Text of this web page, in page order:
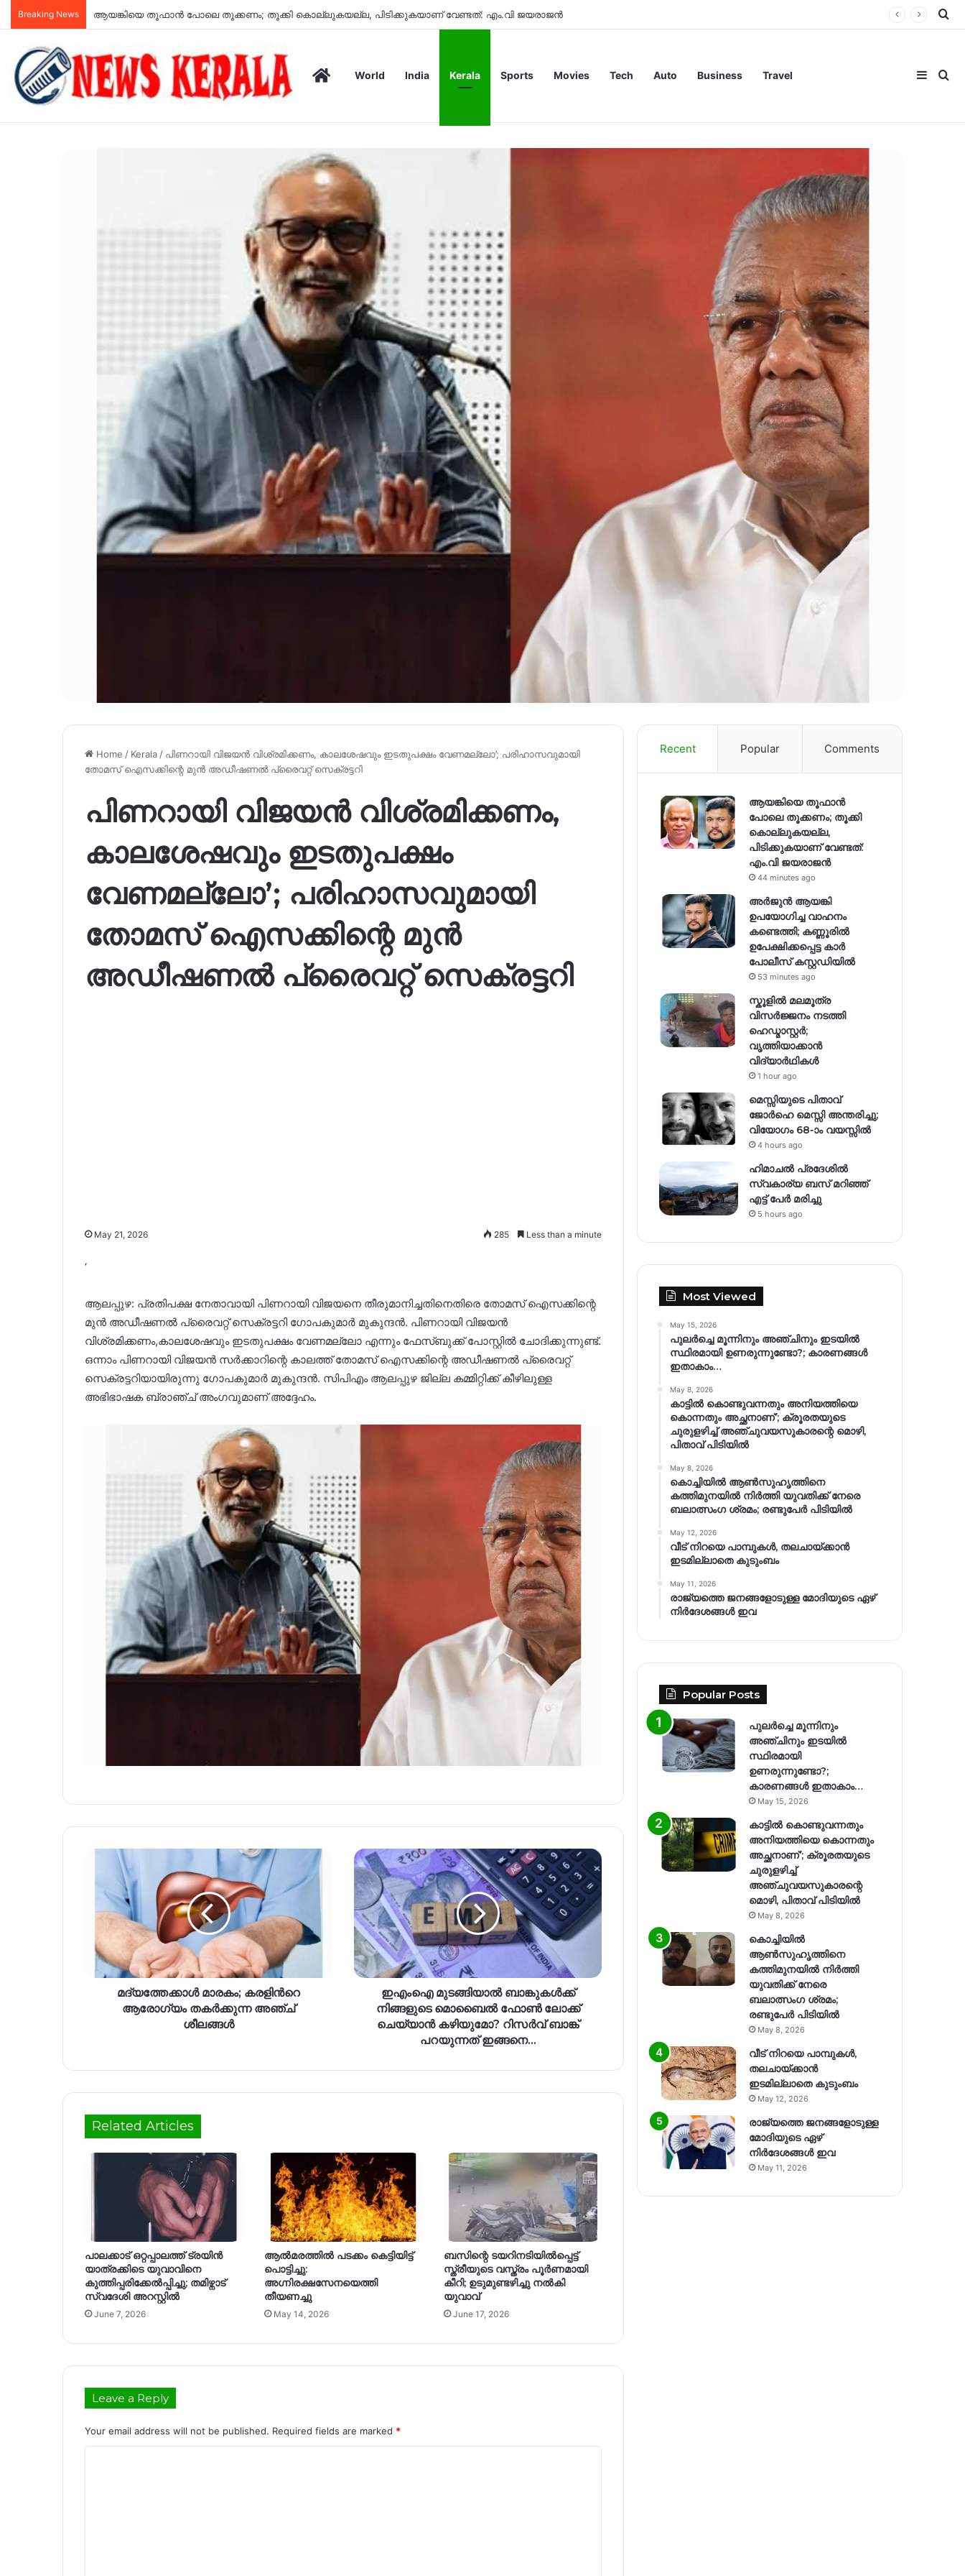
Breaking News അർജുൻ ആയങ്കി ഉപയോഗിച്ച വാഹനം കണ്ടെത്തി; കണ്ണൂരിൽ ഉപേക്ഷിക്കപ്പെട്ട കാർ പോലീസ് കസ്റ്റഡിയിൽ
HomeWorld India Kerala Sports Movies Tech Auto Business Travel
Home / Kerala / പിണറായി വിജയൻ വിശ്രമിക്കണം, കാലശേഷവും ഇടതുപക്ഷം വേണമല്ലോ’; പരിഹാസവുമായി
തോമസ് ഐസക്കിന്റെ മുൻ അഡീഷണൽ പ്രൈവറ്റ് സെക്രട്ടറി
പിണറായി വിജയൻ വിശ്രമിക്കണം,
കാലശേഷവും ഇടതുപക്ഷം
വേണമല്ലോ’; പരിഹാസവുമായി
തോമസ് ഐസക്കിന്റെ മുൻ
അഡീഷണൽ പ്രൈവറ്റ് സെക്രട്ടറി
May 21, 2026 285 Less than a minute
‘
ആലപ്പുഴ: പ്രതിപക്ഷ നേതാവായി പിണറായി വിജയനെ തീരുമാനിച്ചതിനെതിരെ തോമസ് ഐസക്കിന്റെ
മുൻ അഡീഷണൽ പ്രൈവറ്റ് സെക്രട്ടറി ഗോപകുമാർ മുകുന്ദൻ. പിണറായി വിജയൻ
വിശ്രമിക്കണം,കാലശേഷവും ഇടതുപക്ഷം വേണമല്ലോ എന്നും ഫേസ്ബുക്ക് പോസ്റ്റിൽ ചോദിക്കുന്നുണ്ട്.
ഒന്നാം പിണറായി വിജയൻ സർക്കാറിന്റെ കാലത്ത് തോമസ് ഐസക്കിന്റെ അഡീഷണൽ പ്രൈവറ്റ്
സെക്രട്ടറിയായിരുന്നു ഗോപകുമാർ മുകുന്ദൻ. സിപിഎം ആലപ്പുഴ ജില്ല കമ്മിറ്റിക്ക് കീഴിലുള്ള
അഭിഭാഷക ബ്രാഞ്ച് അംഗവുമാണ് അദ്ദേഹം.
മദ്യത്തേക്കാൾ മാരകം; കരളിന്‍റെ
ആരോഗ്യം തകർക്കുന്ന അഞ്ച്
ശീലങ്ങള്‍
ഇഎംഐ മുടങ്ങിയാൽ ബാങ്കുകൾക്ക്
നിങ്ങളുടെ മൊബൈൽ ഫോൺ ലോക്ക്
ചെയ്യാൻ കഴിയുമോ? റിസര്‍വ് ബാങ്ക്
പറയുന്നത് ഇങ്ങനെ…
Related Articles
പാലക്കാട്‌ ഒറ്റപ്പാലത്ത് ട്രയിൻ
യാത്രക്കിടെ യുവാവിനെ
കുത്തിപ്പരിക്കേൽപ്പിച്ചു; തമിഴ്നാട്
സ്വദേശി അറസ്റ്റിൽ
June 7, 2026
ആൽമരത്തിൽ പടക്കം കെട്ടിയിട്ട്
പൊട്ടിച്ചു:
അഗ്നിരക്ഷസേനയെത്തി
തീയണച്ചു
May 14, 2026
ബസിന്റെ ടയറിനടിയിൽപ്പെട്ട്
സ്ത്രീയുടെ വസ്ത്രം പൂർണമായി
കീറി; ഉടുമുണ്ടഴിച്ചു നൽകി
യുവാവ്
June 17, 2026
Leave a Reply
Your email address will not be published. Required fields are marked *
Recent Popular Comments
ആയങ്കിയെ തൂഫാൻ
പോലെ തൂക്കണം; തൂക്കി
കൊല്ലുകയല്ല,
പിടിക്കുകയാണ് വേണ്ടത്:
എം.വി ജയരാജൻ
44 minutes ago
അർജുൻ ആയങ്കി
ഉപയോഗിച്ച വാഹനം
കണ്ടെത്തി; കണ്ണൂരിൽ
ഉപേക്ഷിക്കപ്പെട്ട കാർ
പോലീസ് കസ്റ്റഡിയിൽ
53 minutes ago
സ്കൂളിൽ മലമൂത്ര
വിസർജ്ജനം നടത്തി
ഹെഡ്മാസ്റ്റർ;
വൃത്തിയാക്കാൻ
വിദ്യാർഥികൾ
1 hour ago
മെസ്സിയുടെ പിതാവ്
ജോർഹെ മെസ്സി അന്തരിച്ചു;
വിയോഗം 68-ാം വയസ്സിൽ
4 hours ago
ഹിമാചല്‍ പ്രദേശില്‍
സ്വകാര്യ ബസ് മറിഞ്ഞ്
എട്ട് പേര്‍ മരിച്ചു
5 hours ago
Most Viewed
May 15, 2026
പുലർച്ചെ മൂന്നിനും അഞ്ചിനും ഇടയിൽ
സ്ഥിരമായി ഉണരുന്നുണ്ടോ?; കാരണങ്ങള്‍
ഇതാകാം…
May 8, 2026
കാട്ടിൽ കൊണ്ടുവന്നതും അനിയത്തിയെ
കൊന്നതും അച്ഛനാണ്’; ക്രൂരതയുടെ
ചുരുളഴിച്ച് അഞ്ചുവയസുകാരന്റെ മൊഴി,
പിതാവ് പിടിയിൽ
May 8, 2026
കൊച്ചിയിൽ ആൺസുഹൃത്തിനെ
കത്തിമുനയിൽ നിർത്തി യുവതിക്ക് നേരെ
ബലാത്സംഗ​ ശ്രമം; രണ്ടുപേർ പിടിയിൽ
May 12, 2026
വീട് നിറയെ പാമ്പുകൾ, തലചായ്ക്കാൻ
ഇടമില്ലാതെ കുടുംബം
May 11, 2026
രാജ്യത്തെ ജനങ്ങളോടുള്ള മോദിയുടെ ഏഴ്
നിര്‍ദേശങ്ങള്‍ ഇവ
Popular Posts
പുലർച്ചെ മൂന്നിനും
അഞ്ചിനും ഇടയിൽ
സ്ഥിരമായി
ഉണരുന്നുണ്ടോ?;
കാരണങ്ങള്‍ ഇതാകാം…
May 15, 2026
കാട്ടിൽ കൊണ്ടുവന്നതും
അനിയത്തിയെ കൊന്നതും
അച്ഛനാണ്’; ക്രൂരതയുടെ
ചുരുളഴിച്ച്
അഞ്ചുവയസുകാരന്റെ
മൊഴി, പിതാവ് പിടിയിൽ
May 8, 2026
കൊച്ചിയിൽ
ആൺസുഹൃത്തിനെ
കത്തിമുനയിൽ നിർത്തി
യുവതിക്ക് നേരെ
ബലാത്സംഗ​ ശ്രമം;
രണ്ടുപേർ പിടിയിൽ
May 8, 2026
വീട് നിറയെ പാമ്പുകൾ,
തലചായ്ക്കാൻ
ഇടമില്ലാതെ കുടുംബം
May 12, 2026
രാജ്യത്തെ ജനങ്ങളോടുള്ള
മോദിയുടെ ഏഴ്
നിര്‍ദേശങ്ങള്‍ ഇവ
May 11, 2026